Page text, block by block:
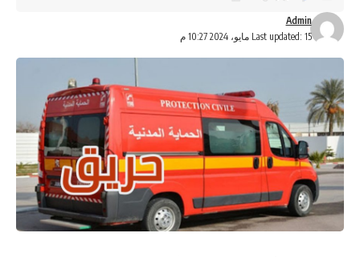
Last updated: 15 مايو، 2024 10:27 م
Admin